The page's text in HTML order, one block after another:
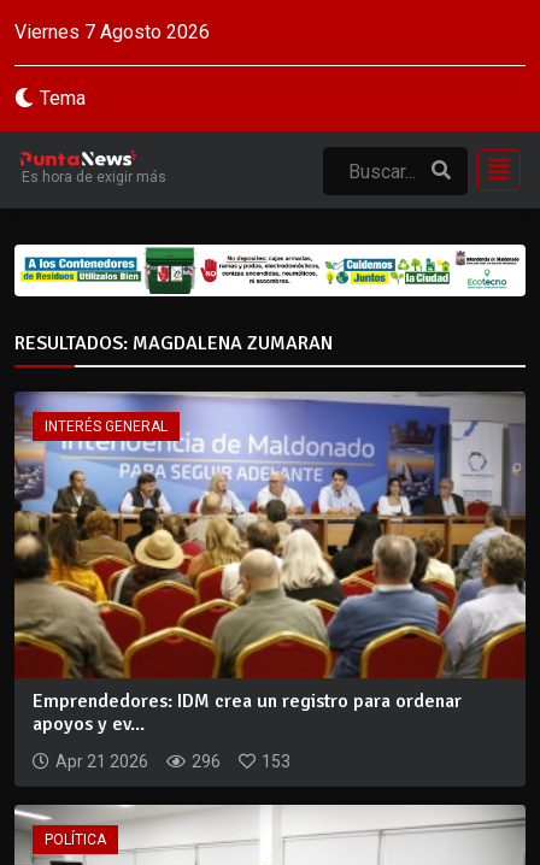
Viernes 7 Agosto 2026
Tema
Es hora de exigir más
RESULTADOS: MAGDALENA ZUMARAN
INTERÉS GENERAL
Emprendedores: IDM crea un registro para ordenar
apoyos y ev...
Apr 21 2026 296 153
POLÍTICA